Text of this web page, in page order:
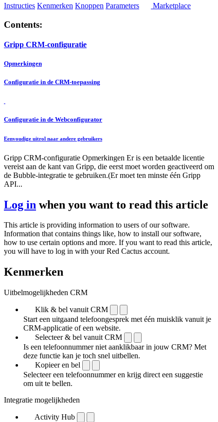
Instructies Kenmerken Knoppen Parameters Marketplace
Contents:
Gripp CRM-configuratie
Opmerkingen
Configuratie in de CRM-toepassing
Configuratie in de Webconfigurator
Eenvoudige uitrol naar andere gebruikers
Gripp CRM-configuratie Opmerkingen Er is een betaalde licentie
vereist aan de kant van Gripp, die eerst moet worden geactiveerd om
de Bubble-integratie te gebruiken.(Er moet ten minste één Gripp
API...
Log in when you want to read this article
This article is providing information to users of our software.
Information that contains things like, how to install our software,
how to use certain options and more. If you want to read this article,
you will have to log in with your Red Cactus account.
Kenmerken
Uitbelmogelijkheden CRM
Klik & bel vanuit CRM
Start een uitgaand telefoongesprek met één muisklik vanuit je
CRM-applicatie of een website.
Selecteer & bel vanuit CRM
Is een telefoonnummer niet aanklikbaar in jouw CRM? Met
deze functie kan je toch snel uitbellen.
Kopieer en bel
Selecteer een telefoonnummer en krijg direct een suggestie
om uit te bellen.
Integratie mogelijkheden
Activity Hub